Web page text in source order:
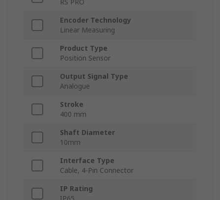
RS PRO
Encoder Technology
Linear Measuring
Product Type
Position Sensor
Output Signal Type
Analogue
Stroke
400 mm
Shaft Diameter
10mm
Interface Type
Cable, 4-Pin Connector
IP Rating